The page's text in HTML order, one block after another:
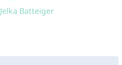
Jelka Batteiger